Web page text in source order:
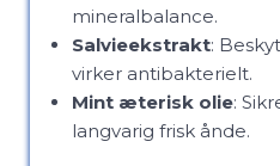
mineralbalance.
Salvieekstrakt:
virker antibakterielt.
Mint æterisk olie:
langvarig frisk ånde.